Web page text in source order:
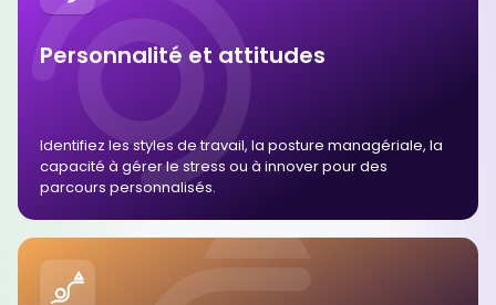
Personnalité et attitudes
Identifiez les styles de travail, la posture managériale, la
capacité à gérer le stress ou à innover pour des
parcours personnalisés.